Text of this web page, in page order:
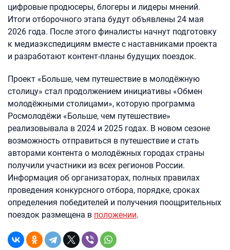
цифровые продюсеры, блогеры и лидеры мнений.
Итоги отборочного этапа будут объявлены 24 мая
2026 года. После этого финалисты начнут подготовку
к медиаэкспедициям вместе с наставниками проекта
и разработают контент-планы будущих поездок.
Проект «Больше, чем путешествие в молодёжную
столицу» стал продолжением инициативы «Обмен
молодёжными столицами», которую программа
Росмолодёжи «Больше, чем путешествие»
реализовывала в 2024 и 2025 годах. В новом сезоне
возможность отправиться в путешествие и стать
авторами контента о молодёжных городах страны
получили участники из всех регионов России.
Информация об организаторах, полных правилах
проведения конкурсного отбора, порядке, сроках
определения победителей и получения поощрительных
поездок размещена в положении.